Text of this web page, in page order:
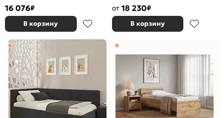
16 076₽
В корзину
от 18 230₽
В корзину